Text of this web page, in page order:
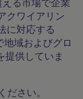
る市場で企業
クワイアリン
に対応する
地域およびグロ
提供していま
ださい。